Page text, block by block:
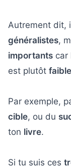
Autrement dit,
généralistes,
importants car
est plutôt faible
Par exemple,
cible, ou du
ton livre.
Si tu suis ces